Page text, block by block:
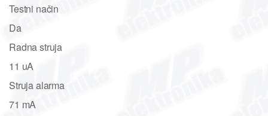
Testni način
Da
Radna struja
11 uA
Struja alarma
71 mA